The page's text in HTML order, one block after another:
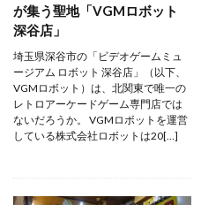
が集う聖地「VGMロボット
深谷店」
埼玉県深谷市の「ビデオゲームミュ
ージアム ロボット 深谷店」（以下、
VGMロボット）は、北関東で唯一の
レトロアーケードゲーム専門店では
ないだろうか。 VGMロボットを運営
している株式会社ロボットは20[…]